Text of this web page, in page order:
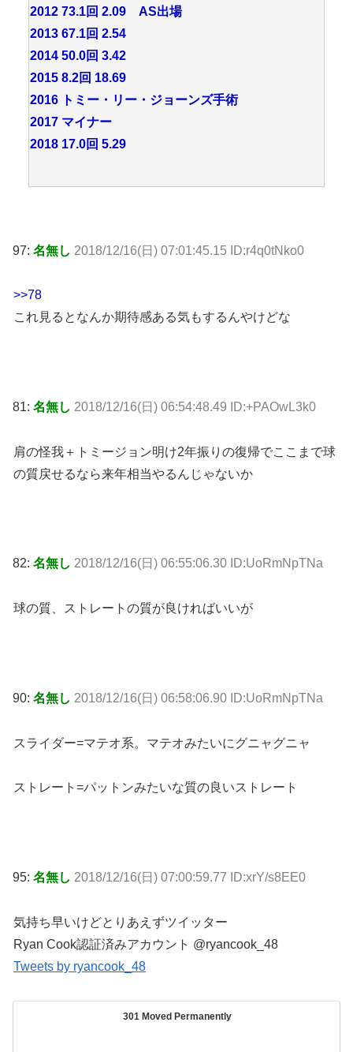
2012 73.1回 2.09 AS出場
2013 67.1回 2.54
2014 50.0回 3.42
2015 8.2回 18.69
2016 トミー・リー・ジョーンズ手術
2017 マイナー
2018 17.0回 5.29
97: 名無し 2018/12/16(日) 07:01:45.15 ID:r4q0tNko0
>>78
これ見るとなんか期待感ある気もするんやけどな
81: 名無し 2018/12/16(日) 06:54:48.49 ID:+PAOwL3k0
肩の怪我＋トミージョン明け2年振りの復帰でここまで球
の質戻せるなら来年相当やるんじゃないか
82: 名無し 2018/12/16(日) 06:55:06.30 ID:UoRmNpTNa
球の質、ストレートの質が良ければいいが
90: 名無し 2018/12/16(日) 06:58:06.90 ID:UoRmNpTNa
スライダー=マテオ系。マテオみたいにグニャグニャ
ストレート=パットンみたいな質の良いストレート
95: 名無し 2018/12/16(日) 07:00:59.77 ID:xrY/s8EE0
気持ち早いけどとりあえずツイッター
Ryan Cook認証済みアカウント @ryancook_48
Tweets by ryancook_48
301 Moved Permanently